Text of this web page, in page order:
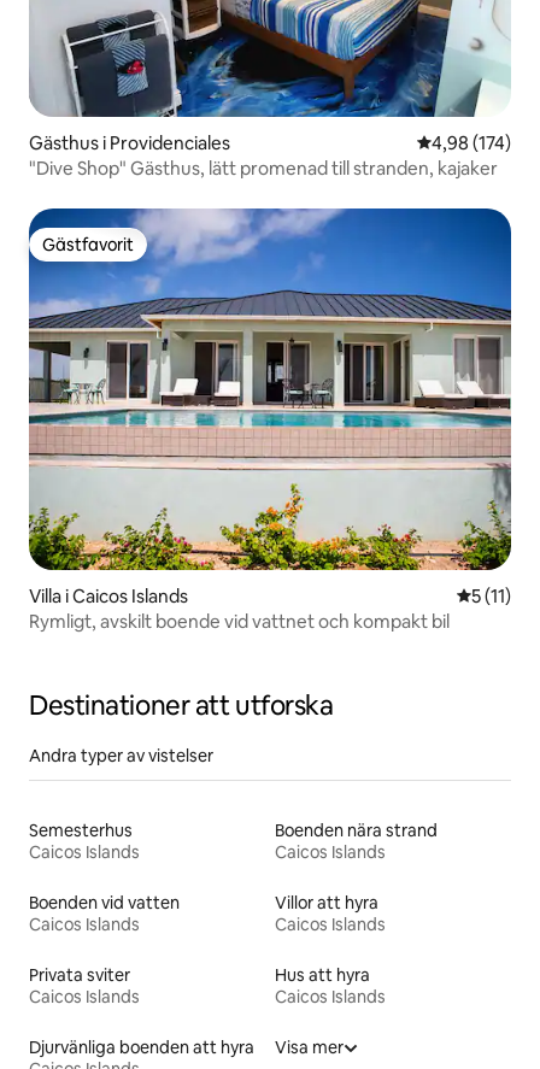
Gästhus i Providenciales 4,98 av 5 i
4,98 (174)
"Dive Shop" Gästhus, lätt promenad till stranden, kajaker
Gästfavorit
Gästfavorit
Villa i Caicos Islands 5 av 5 i
5 (11)
Rymligt, avskilt boende vid vattnet och kompakt bil
Destinationer att utforska
Andra typer av vistelser
Semesterhus
Caicos Islands
Boenden nära strand
Caicos Islands
Boenden vid vatten
Caicos Islands
Villor att hyra
Caicos Islands
Privata sviter
Caicos Islands
Hus att hyra
Caicos Islands
Djurvänliga boenden att hyra
Visa mer